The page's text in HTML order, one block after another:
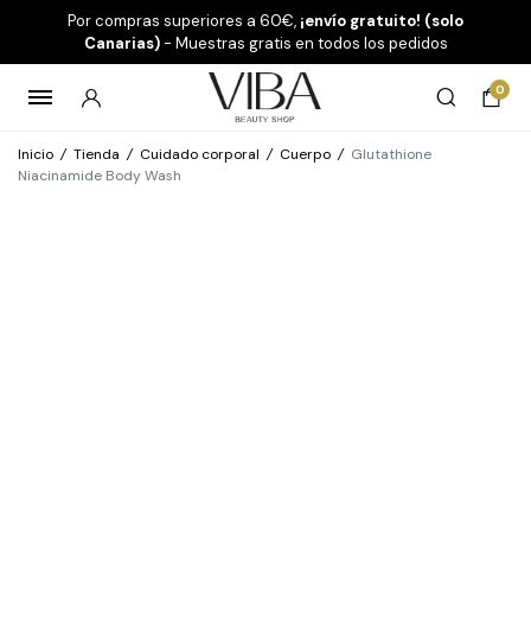
Por compras superiores a 60€, ¡envío gratuito! (solo
Canarias)- Muestras gratis en todos los pedidos
0
Inicio / Tienda / Cuidado corporal / Cuerpo / Glutathione
Niacinamide Body Wash